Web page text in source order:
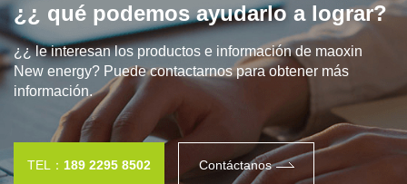
¿¿ qué podemos ayudarlo a lograr?
¿¿ le interesan los productos e información de maoxin
New energy? Puede contactarnos para obtener más
información.
TEL： 189 2295 8502 Contáctanos